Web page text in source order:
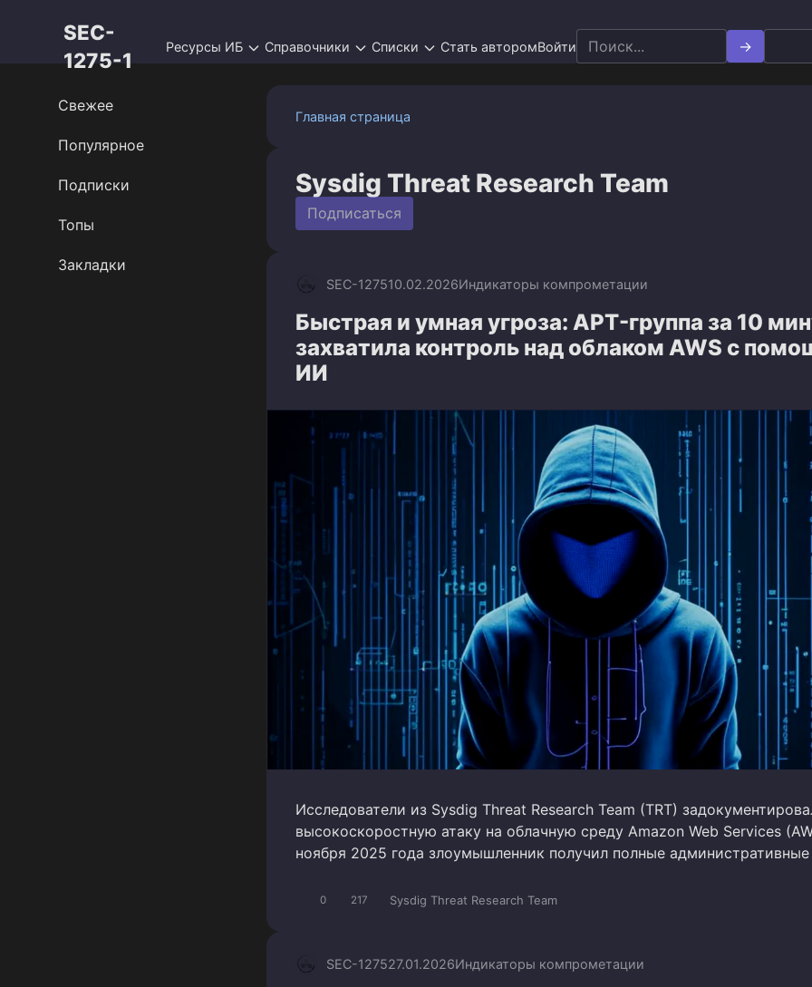
SEC-
1275-1
Ресурсы ИБ Справочники Списки Стать авторомВойти
Search
for:
Главная страница
Sysdig Threat Research Team
Подписаться
SEC-127510.02.2026Индикаторы компрометации
Быстрая и умная угроза: APT-группа за 10
захватила контроль над облаком AWS с
ИИ
Исследователи из Sysdig Threat Research Team (TRT)
высокоскоростную атаку на облачную среду Amazon Web Services
ноября 2025 года злоумышленник получил полные административные
0 217 Sysdig Threat Research Team
SEC-127527.01.2026Индикаторы компрометации
Свежее
Популярное
Подписки
Топы
Закладки